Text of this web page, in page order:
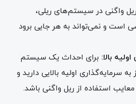
ریل واگنی در سیستم‌های ریلی،
است و نمی‌تواند به هر جایی برود
بالا: برای احداث یک سیستم
سرمایه‌گذاری اولیه بالایی دارید و
استفاده از ریل واگنی باشد.